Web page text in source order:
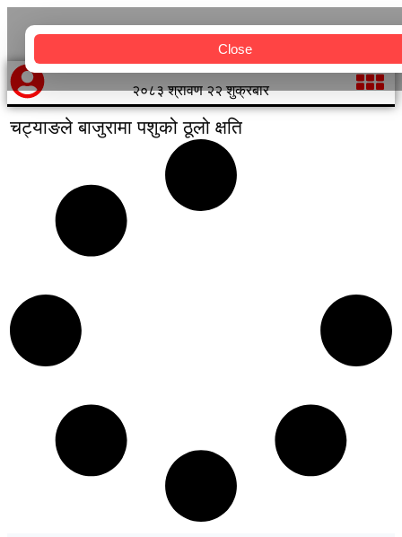
Close
२०८३ श्रावण २२ शुक्रबार
चट्याङले बाजुरामा पशुको ठूलो क्षति